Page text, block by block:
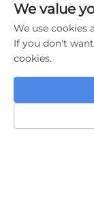
WHALE
ДОМАШНЯЯ
We value
We use cookies
If you don't
cookies.